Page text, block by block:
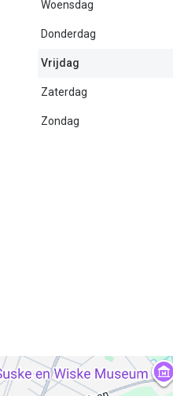
20-20-2 regel
Blog
Woensdag
Donderdag
Vrijdag
Zaterdag
Zondag